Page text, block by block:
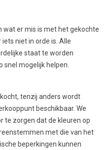
wat er mis is met het gekochte
niet in orde is. Alle
staat te worden
snel mogelijk helpen.
tenzij anders wordt
beschikbaar. We
te zorgen dat de kleuren op
met die van het
beperkingen kunnen